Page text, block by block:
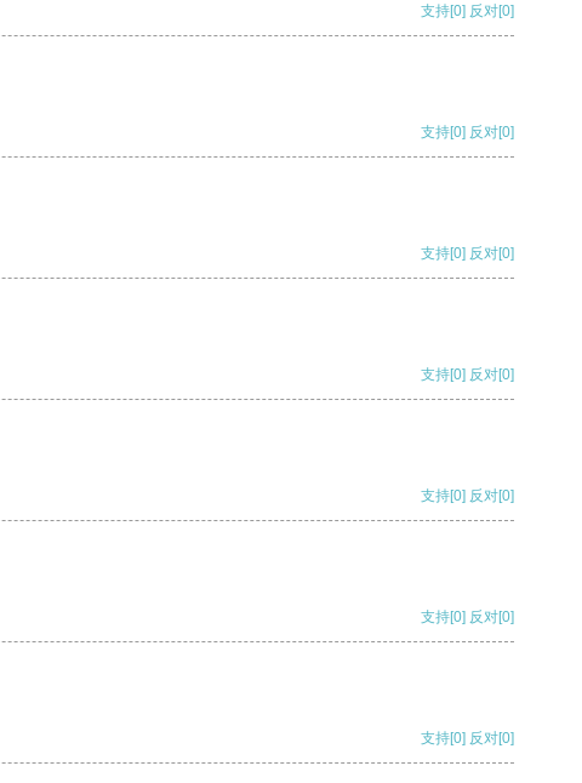
支持[0] 反对[0]
支持[0] 反对[0]
支持[0] 反对[0]
支持[0] 反对[0]
支持[0] 反对[0]
支持[0] 反对[0]
支持[0] 反对[0]